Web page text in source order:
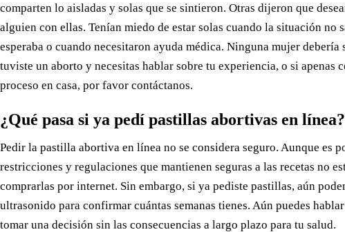
comparten lo aisladas y solas que se sintieron. Otras dijeron que
alguien con ellas. Tenían miedo de estar solas cuando la situación no
esperaba o cuando necesitaron ayuda médica. Ninguna mujer debería
tuviste un aborto y necesitas hablar sobre tu experiencia, o si apenas
proceso en casa, por favor contáctanos.
¿Qué pasa si ya pedí pastillas abortivas en línea?
Pedir la pastilla abortiva en línea no se considera seguro. Aunque es
restricciones y regulaciones que mantienen seguras a las recetas no
comprarlas por internet. Sin embargo, si ya pediste pastillas, aún
ultrasonido para confirmar cuántas semanas tienes. Aún puedes
tomar una decisión sin las consecuencias a largo plazo para tu salud.